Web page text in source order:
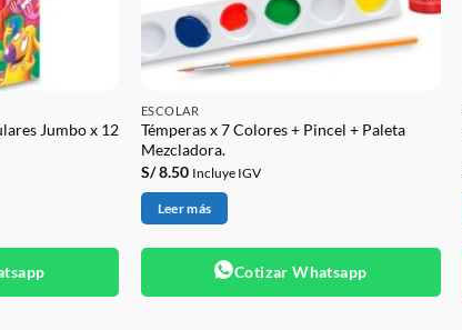
Jumbo x 12
ESCOLAR
Témperas x 7 Colores + Pincel + Paleta
Mezcladora.
S/8.50 Incluye IGV
Leer más
Cotizar Whatsapp